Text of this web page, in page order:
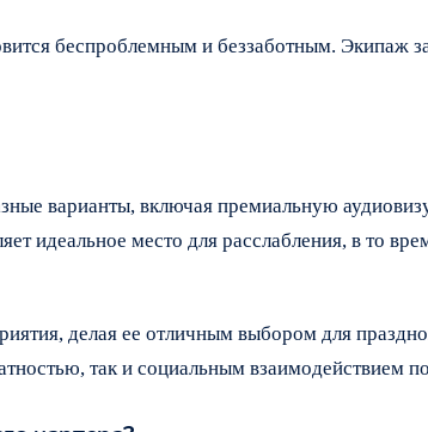
беспроблемным и беззаботным. Экипаж
варианты, включая премиальную
идеальное место для расслабления, в то
делая ее отличным выбором для
так и социальным взаимодействием